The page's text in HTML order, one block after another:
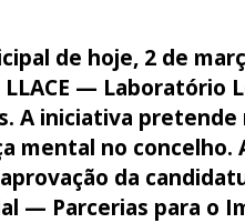
de hoje, 2 de
— Laboratório
A iniciativa
mental no concelho.
da
— Parcerias para o